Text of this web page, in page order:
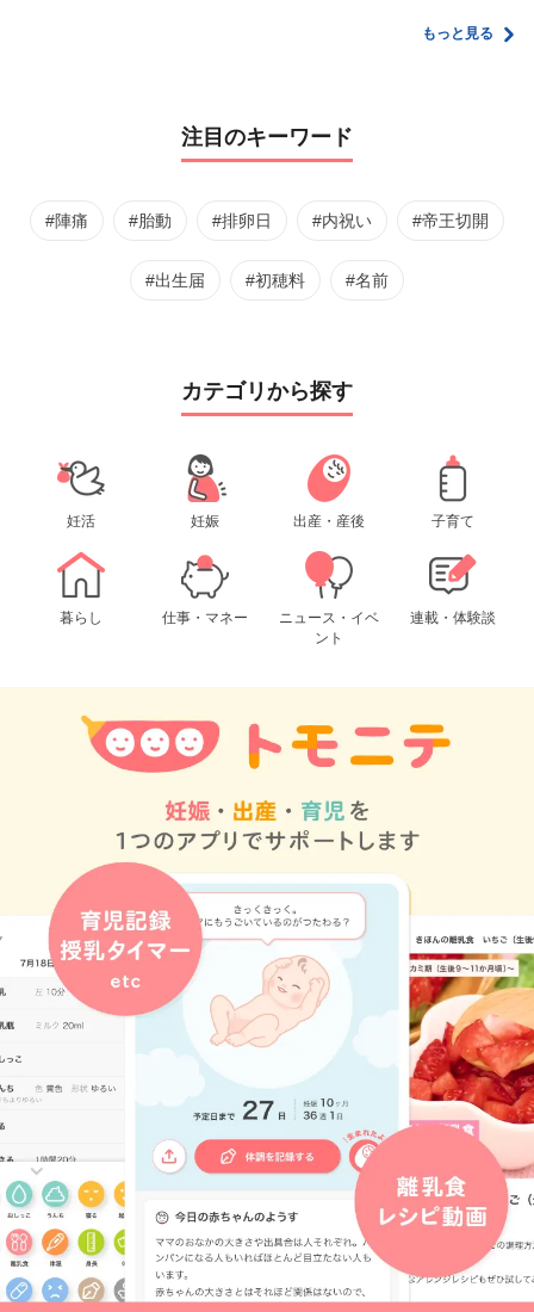
家計管理術もっと見る
注目のキーワード
#陣痛 #胎動 #排卵日 #内祝い #帝王切開
#出生届 #初穂料 #名前
カテゴリから探す
妊活 妊娠 出産・産後 子育て
暮らし 仕事・マネー
ニュース・イベ
ント
連載・体験談